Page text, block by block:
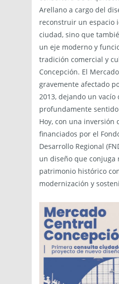
Arellano a cargo del
reconstruir un espacio
ciudad, sino que
un eje moderno y
tradición comercial y
Concepción. El
gravemente afectado
2013, dejando un vacío
profundamente
Hoy, con una inversión
financiados por el
Desarrollo Regional
un diseño que conjuga
patrimonio histórico
modernización y